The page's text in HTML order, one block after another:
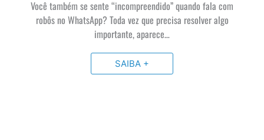
Você também se sente “incompreendido” quando fala com
robôs no WhatsApp? Toda vez que precisa resolver algo
importante, aparece…
SAIBA +